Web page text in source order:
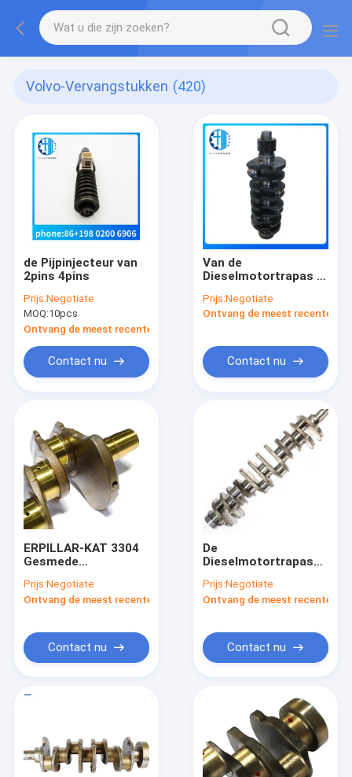
Volvo-Vervangstukken (420)
de Pijpinjecteur van
2pins 4pins
Prijs:Negotiate
MOQ:10pcs
Ontvang de meest recente Prijs
Contact nu
Van de
Dieselmotortrapas 8-
ISUZU 4LE1 4LC1 het
Kneedbare Gietende
Prijs:Negotiate
Ontvang de meest recente
Contact nu
ERPILLAR-KAT 3304
Gesmede
4N7692
Prijs:Negotiate
Ontvang de meest recente Prijs
Contact nu
De
Dieselmotortrapas
31-1010 van
KOMATSU 6D105
Prijs:Negotiate
Ontvang de meest recente
Contact nu